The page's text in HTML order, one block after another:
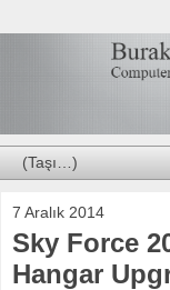
7 Aralık 2014
Sky Force
Hangar